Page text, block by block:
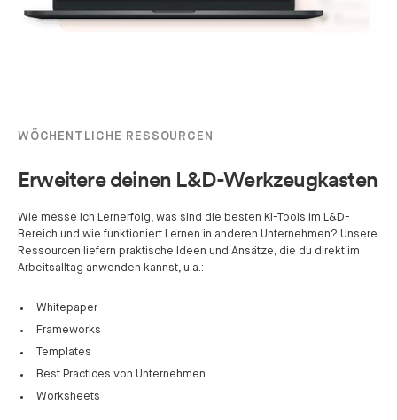
WÖCHENTLICHE RESSOURCEN
Erweitere deinen L&D-Werkzeugkasten
Wie messe ich Lernerfolg, was sind die besten KI-Tools im L&D-
Bereich und wie funktioniert Lernen in anderen Unternehmen? Unsere
Ressourcen liefern praktische Ideen und Ansätze, die du direkt im
Arbeitsalltag anwenden kannst, u.a.:
Whitepaper
Frameworks
Templates
Best Practices von Unternehmen
Worksheets